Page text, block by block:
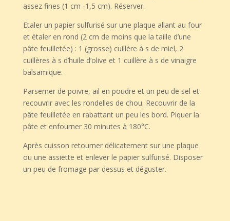
assez fines (1 cm -1,5 cm). Réserver.
Etaler un papier sulfurisé sur une plaque allant au four
et étaler en rond (2 cm de moins que la taille d’une
pâte feuilletée) : 1 (grosse) cuillère à s de miel, 2
cuillères à s d’huile d’olive et 1 cuillère à s de vinaigre
balsamique.
Parsemer de poivre, ail en poudre et un peu de sel et
recouvrir avec les rondelles de chou. Recouvrir de la
pâte feuilletée en rabattant un peu les bord. Piquer la
pâte et enfourner 30 minutes à 180°C.
Après cuisson retourner délicatement sur une plaque
ou une assiette et enlever le papier sulfurisé. Disposer
un peu de fromage par dessus et déguster.